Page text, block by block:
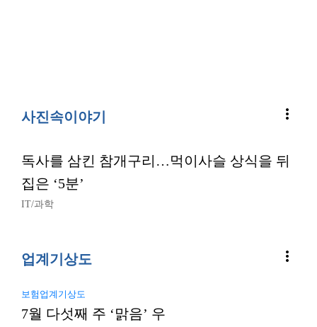
사진속이야기 more_vert
독사를 삼킨 참개구리…먹이사슬 상식을 뒤
집은 ‘5분’
IT/과학
업계기상도 more_vert
보험업계기상도
7월 다섯째 주 ‘맑음’ 우